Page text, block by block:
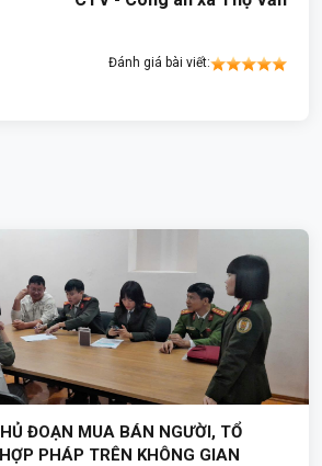
Đánh giá bài viết:
ĐOẠN MUA BÁN NGƯỜI, TỔ
PHÁP TRÊN KHÔNG GIAN